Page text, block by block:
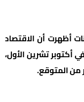
أظهرت أن الاقتصاد
تشرين الأول،
المتوقع.